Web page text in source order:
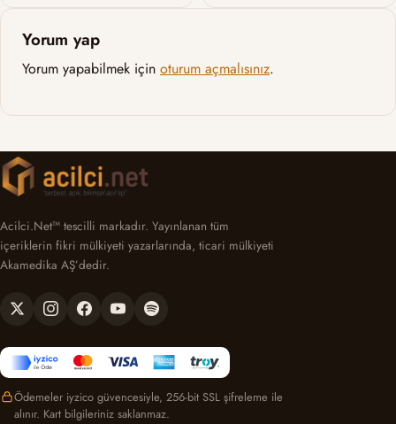
Yorum yap
Yorum yapabilmek için oturum açmalısınız.
Acilci.Net™ tescilli markadır. Yayınlanan tüm
içeriklerin fikri mülkiyeti yazarlarında, ticari mülkiyeti
Akamedika AŞ’dedir.
Ödemeler iyzico güvencesiyle, 256-bit SSL şifreleme ile
alınır. Kart bilgileriniz saklanmaz.